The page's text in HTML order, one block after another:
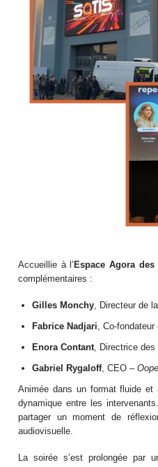
Accueillie à l’ Espace Agora
complémentaires :
Gilles Monchy, Directeur de
Fabrice Nadjari, Co-fondateur
Enora Contant, Directrice
Gabriel Rygaloff, CEO –
Animée dans un format fluide
dynamique entre les
partager un moment de
audiovisuelle.
La soirée s’est prolongée par